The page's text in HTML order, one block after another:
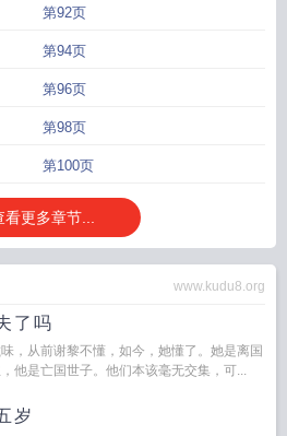
第92页
第94页
第96页
第98页
第100页
看更多章节...
www.kudu8.org
了吗
，从前谢黎不懂，如今，她懂了。她是离国
他是亡国世子。他们本该毫无交集，可...
岁